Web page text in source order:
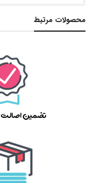
محصولات مرتبط